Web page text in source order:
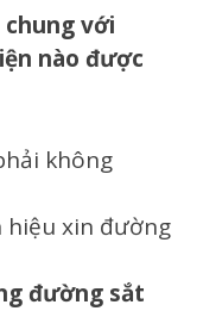
chung với
nào được
không
hiệu xin đường
đường sắt